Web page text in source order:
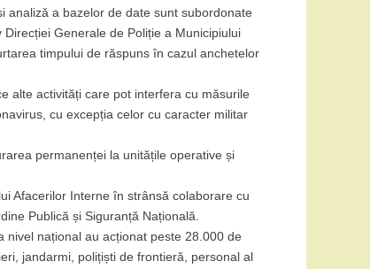
analiză a bazelor de date sunt subordonate
Generale de Poliție a Municipiului
timpului de răspuns în cazul anchetelor
alte activități care pot interfera cu măsurile
cu excepția celor cu caracter militar
permanenței la unitățile operative și
Afacerilor Interne în strânsă colaborare cu
Publică și Siguranță Națională.
național au acționat peste 28.000 de
jandarmi, polițiști de frontieră, personal al